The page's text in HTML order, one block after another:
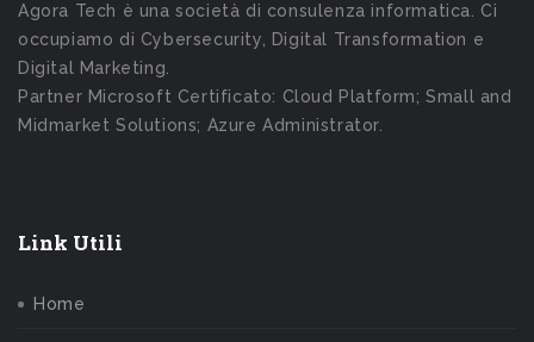
Agora Tech è una società di consulenza informatica. Ci
occupiamo di Cybersecurity, Digital Transformation e
Digital Marketing.
Partner Microsoft Certificato: Cloud Platform; Small and
Midmarket Solutions; Azure Administrator.
Link Utili
Home